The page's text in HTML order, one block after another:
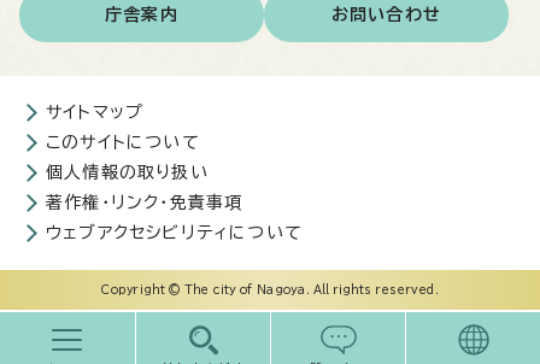
庁舎案内 お問い合わせ
サイトマップ
このサイトについて
個人情報の取り扱い
著作権・リンク・免責事項
ウェブアクセシビリティについて
Copyright © The city of Nagoya. All rights reserved.